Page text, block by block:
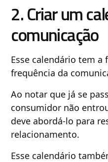
2. Criar um
comunicação
Esse calendário tem a
frequência da
Ao notar que já se
consumidor não
deve abordá-lo para
relacionamento.
Esse calendário